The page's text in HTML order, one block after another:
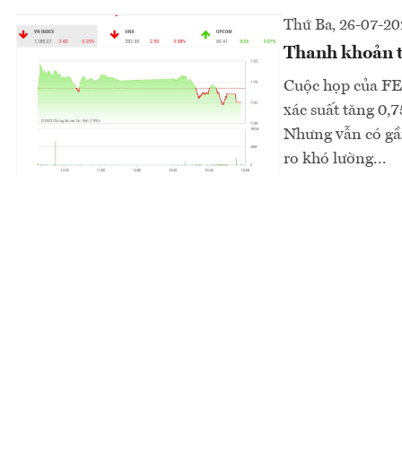
Thứ Ba, 26-07-
Thanh khoản
Cuộc họp của
xác suất tăng
Nhưng vẫn có
ro khó lường...